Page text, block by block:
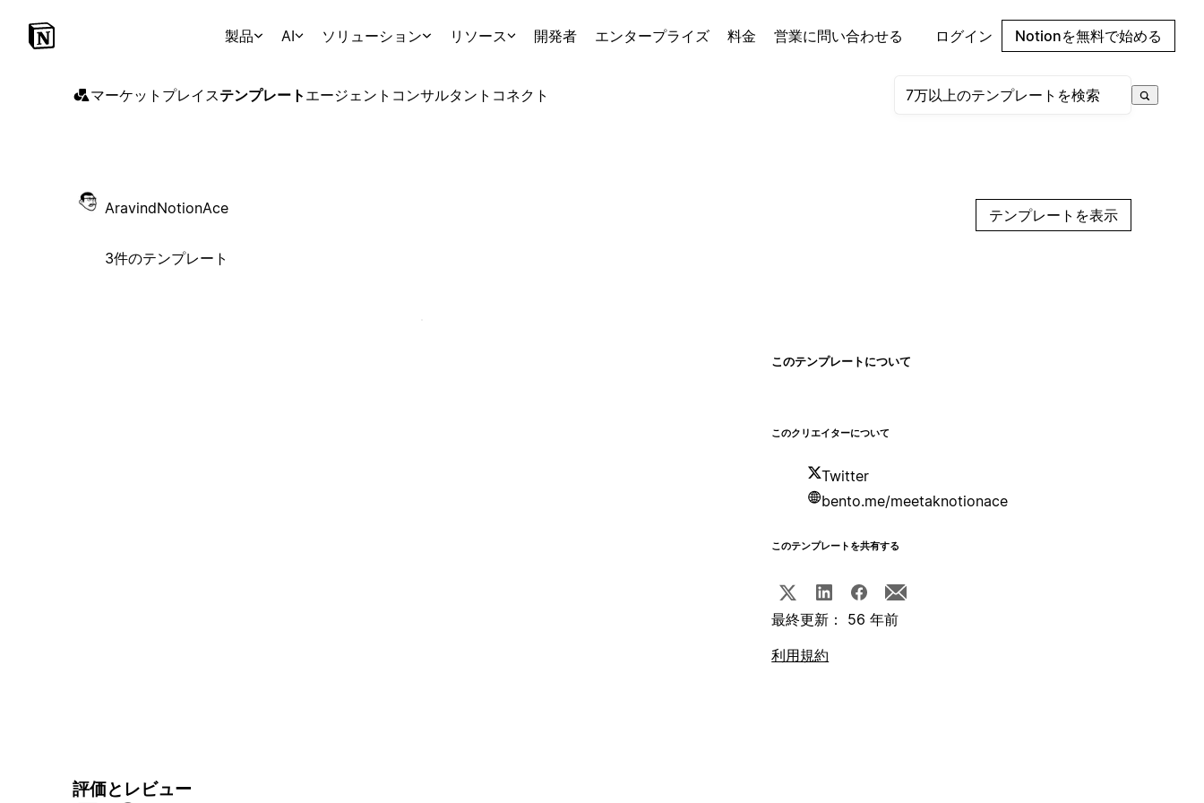
製品 AI ソリューション リソース 開発者 エンタープライズ 料金 営業に問い合わせる ログイン Notionを無料で始める
マーケットプレイステンプレート エージェント コンサルタント コネクト
AravindNotionAce
3件のテンプレート
テンプレートを表示
このテンプレートについて
このクリエイターについて
Twitter
bento.me/meetaknotionace
このテンプレートを共有する
最終更新： 56 年前
利用規約
評価とレビュー